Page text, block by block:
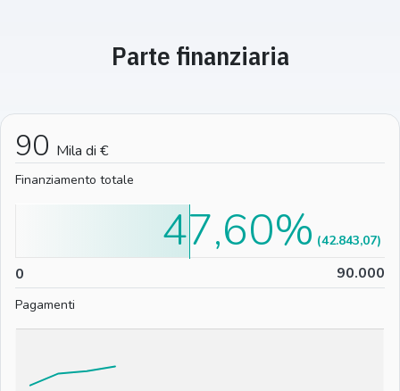
Parte finanziaria
90 Mila di €
Finanziamento totale
0 90.000
47,60% (42.843,07)
Pagamenti